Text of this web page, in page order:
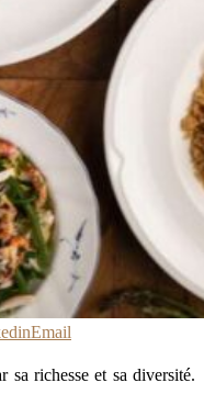
Email
sa richesse et sa diversité.